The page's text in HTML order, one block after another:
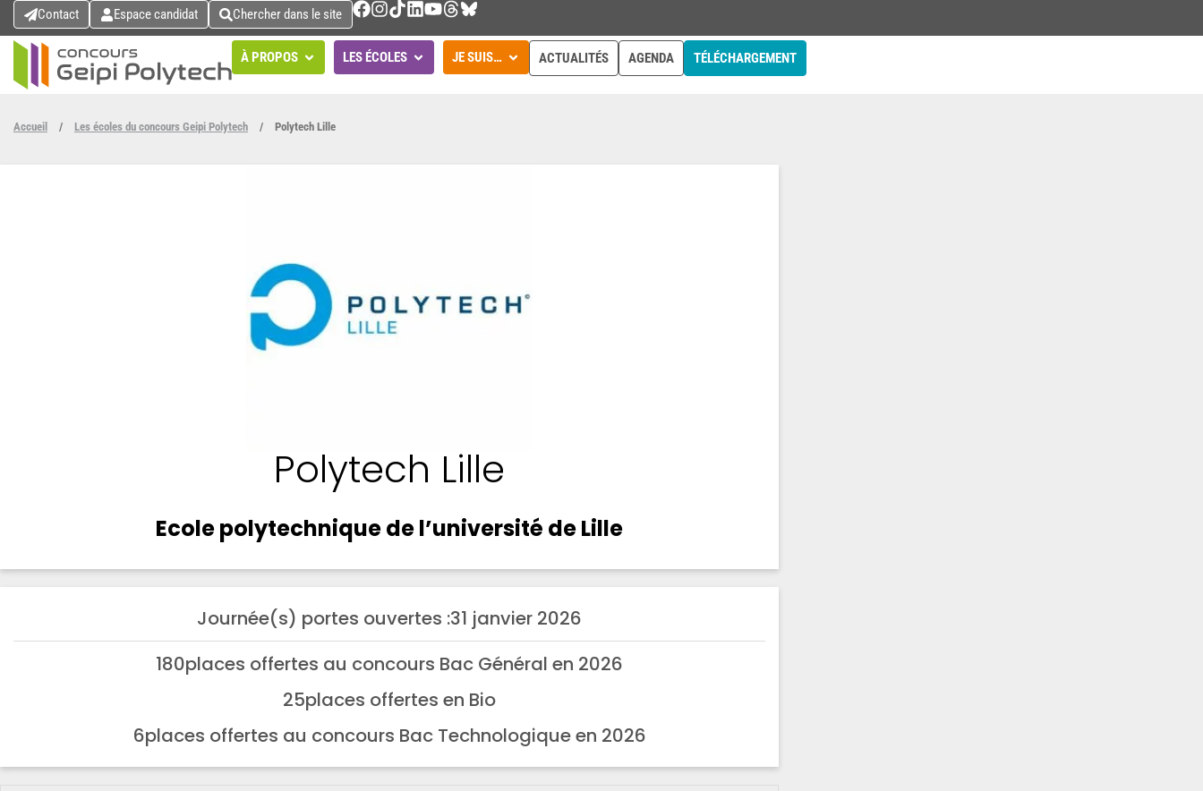
Contact Espace candidat Chercher dans le site
À PROPOS LES ÉCOLES JE SUIS… ACTUALITÉS AGENDA TÉLÉCHARGEMENT
Accueil / Les écoles du concours Geipi Polytech / Polytech Lille
Polytech Lille
Ecole polytechnique de l’université de Lille
Journée(s) portes ouvertes :31 janvier 2026
180places offertes au concours Bac Général en 2026
25places offertes en Bio
6places offertes au concours Bac Technologique en 2026